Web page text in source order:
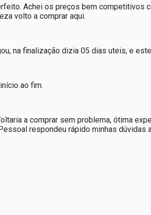
Achei os preços bem competitivos
volto a comprar aqui.
na finalização dizia 05 dias uteis, e
ao fim.
a comprar sem problema, ótima
respondeu rápido minhas dúvidas